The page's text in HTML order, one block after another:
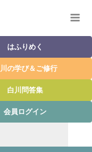
はふりめく
の学び＆ご修行
白川問答集
会員ログイン